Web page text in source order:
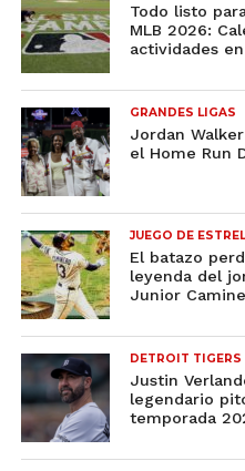
Todo listo
MLB 2026:
actividades
GRANDES LIGAS
Jordan
el Home Run
JUEGO DE
El batazo
leyenda del
Junior
DETROIT TIGERS
Justin
legendario
temporada